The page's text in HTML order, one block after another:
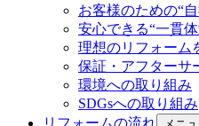
お客様のための“
安心できる“一貫
理想のリフォーム
保証・アフターサ
環境への取り組み
SDGsへの取り組み
リフォームの流れ